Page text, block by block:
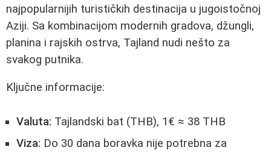
najpopularnijih turističkih destinacija u jugoistočnoj
Aziji. Sa kombinacijom modernih gradova, džungli,
planina i rajskih ostrva, Tajland nudi nešto za
svakog putnika.
Ključne informacije:
Valuta: Tajlandski bat (THB), 1€ ≈ 38 THB
Viza: Do 30 dana boravka nije potrebna za